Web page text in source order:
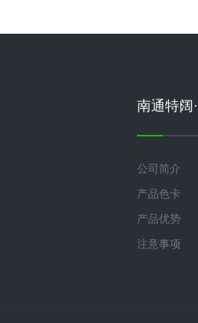
南通特阔
公司简介
产品色卡
产品优势
注意事项